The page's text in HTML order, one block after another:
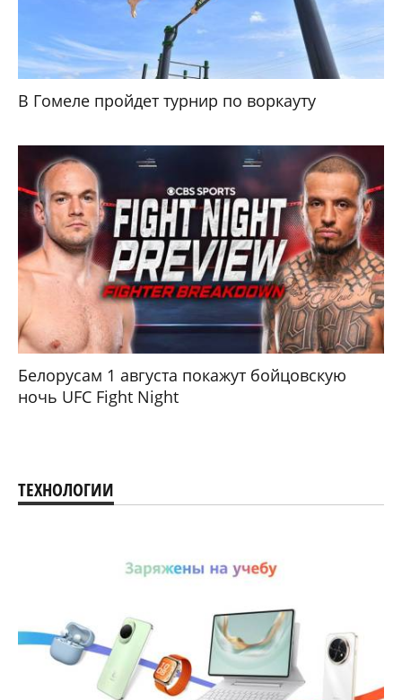
В Гомеле пройдет турнир по воркауту
Белорусам 1 августа покажут бойцовскую
ночь UFC Fight Night
ТЕХНОЛОГИИ